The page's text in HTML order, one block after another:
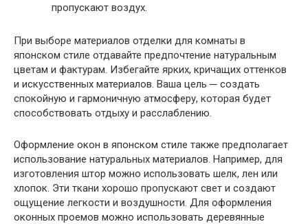
пропускают воздух.
При выборе материалов отделки для комнаты в
японском стиле отдавайте предпочтение натуральным
цветам и фактурам. Избегайте ярких, кричащих оттенков
и искусственных материалов. Ваша цель ─ создать
спокойную и гармоничную атмосферу, которая будет
способствовать отдыху и расслаблению.
Оформление окон в японском стиле также предполагает
использование натуральных материалов. Например, для
изготовления штор можно использовать шелк, лен или
хлопок. Эти ткани хорошо пропускают свет и создают
ощущение легкости и воздушности. Для оформления
оконных проемов можно использовать деревянные